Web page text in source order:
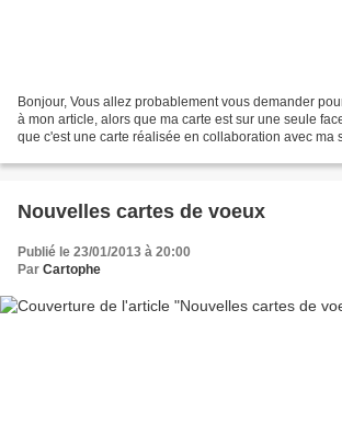
Bonjour, Vous allez probablement vous demander
à mon article, alors que ma carte est sur une seule
que c'est une carte réalisée en collaboration avec ma
Nouvelles cartes de voeux
Publié le 23/01/2013 à 20:00
Par Cartophe